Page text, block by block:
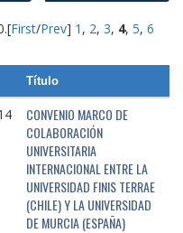
[First/Prev] 1 , 2, 3, 4, 5, 6
Título
CONVENIO MARCO DE
COLABORACIÓN
UNIVERSITARIA
INTERNACIONAL ENTRE LA
UNIVERSIDAD FINIS TERRAE
(CHILE) Y LA UNIVERSIDAD
DE MURCIA (ESPAÑA)